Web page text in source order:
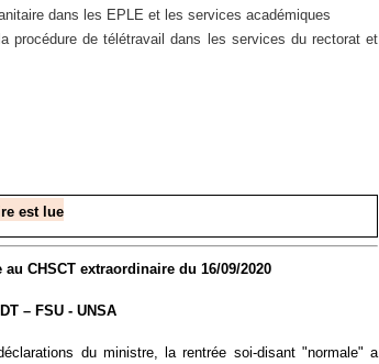
dans les EPLE et les services académiques
procédure de télétravail dans les services du rectorat et
est lue
CHSCT extraordinaire du 16/09/2020
– FSU - UNSA
du ministre, la rentrée soi-disant "normale" a